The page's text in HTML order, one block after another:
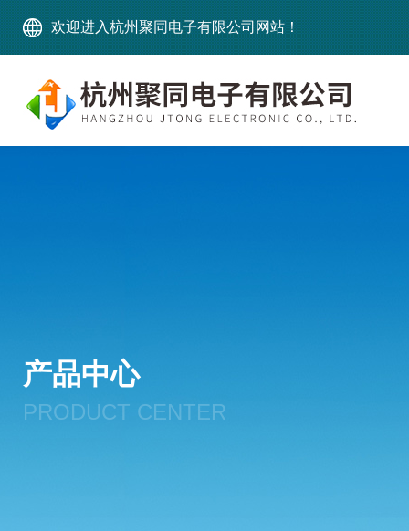
欢迎进入杭州聚同电子有限公司网站！
产品中心
PRODUCT CENTER